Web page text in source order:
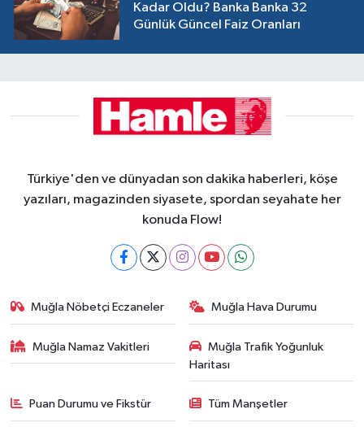
Kadar Oldu? Banka Banka 32
Günlük Güncel Faiz Oranları
Türkiye'den ve dünyadan son dakika haberleri, köşe
yazıları, magazinden siyasete, spordan seyahate her
konuda Flow!
Muğla Nöbetçi Eczaneler Muğla Hava Durumu
Muğla Namaz Vakitleri
Muğla Trafik Yoğunluk
Haritası
Puan Durumu ve Fikstür Tüm Manşetler